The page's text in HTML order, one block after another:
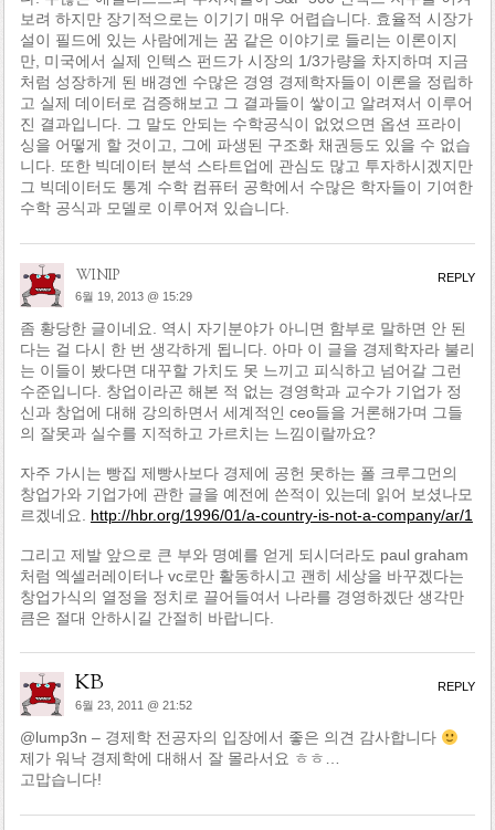
보려 하지만 장기적으로는 이기기 매우 어렵습니다. 효율적 시장가
설이 필드에 있는 사람에게는 꿈 같은 이야기로 들리는 이론이지
만, 미국에서 실제 인텍스 펀드가 시장의 1/3가량을 차지하며 지금
처럼 성장하게 된 배경엔 수많은 경영 경제학자들이 이론을 정립하
고 실제 데이터로 검증해보고 그 결과들이 쌓이고 알려져서 이루어
진 결과입니다. 그 말도 안되는 수학공식이 없었으면 옵션 프라이
싱을 어떻게 할 것이고, 그에 파생된 구조화 채권등도 있을 수 없습
니다. 또한 빅데이터 분석 스타트업에 관심도 많고 투자하시겠지만
그 빅데이터도 통계 수학 컴퓨터 공학에서 수많은 학자들이 기여한
수학 공식과 모델로 이루어져 있습니다.
winip
6월 19, 2013 @ 15:29
좀 황당한 글이네요. 역시 자기분야가 아니면 함부로 말하면 안 된
다는 걸 다시 한 번 생각하게 됩니다. 아마 이 글을 경제학자라 불리
는 이들이 봤다면 대꾸할 가치도 못 느끼고 피식하고 넘어갈 그런
수준입니다. 창업이라곤 해본 적 없는 경영학과 교수가 기업가 정
신과 창업에 대해 강의하면서 세계적인 ceo들을 거론해가며 그들
의 잘못과 실수를 지적하고 가르치는 느낌이랄까요?
자주 가시는 빵집 제빵사보다 경제에 공헌 못하는 폴 크루그먼의
창업가와 기업가에 관한 글을 예전에 쓴적이 있는데 읽어 보셨나모
르겠네요. http://hbr.org/1996/01/a-country-is-not-a-company/ar/1
그리고 제발 앞으로 큰 부와 명예를 얻게 되시더라도 paul graham
처럼 엑셀러레이터나 vc로만 활동하시고 괜히 세상을 바꾸겠다는
창업가식의 열정을 정치로 끌어들여서 나라를 경영하겠단 생각만
큼은 절대 안하시길 간절히 바랍니다.
REPLY
KB
6월 23, 2011 @ 21:52
@lump3n – 경제학 전공자의 입장에서 좋은 의견 감사합니다
제가 워낙 경제학에 대해서 잘 몰라서요 ㅎㅎ…
고맙습니다!
REPLY